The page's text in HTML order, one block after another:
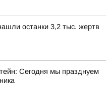
останки 3,2 тыс. жертв
Сегодня мы празднуем